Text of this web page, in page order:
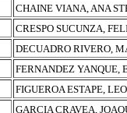
CHAINE VIANA, ANA
CRESPO SUCUNZA,
DECUADRO RIVERO,
FERNANDEZ YANQUE,
FIGUEROA ESTAPE,
GARCIA CRAVEA,